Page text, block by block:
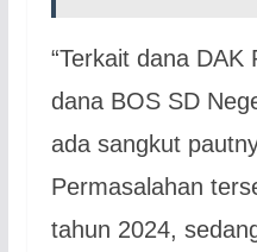
“Terkait dana DAK
dana BOS SD
ada sangkut
Permasalahan
tahun 2024,